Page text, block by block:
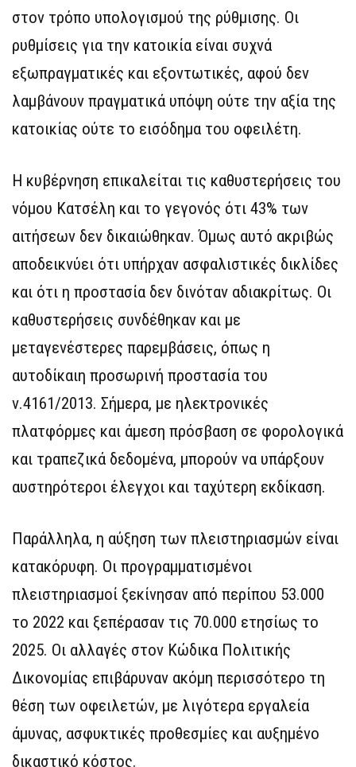
στον τρόπο υπολογισμού της ρύθμισης. Οι
ρυθμίσεις για την κατοικία είναι συχνά
εξωπραγματικές και εξοντωτικές, αφού δεν
λαμβάνουν πραγματικά υπόψη ούτε την αξία της
κατοικίας ούτε το εισόδημα του οφειλέτη.
Η κυβέρνηση επικαλείται τις καθυστερήσεις του
νόμου Κατσέλη και το γεγονός ότι 43% των
αιτήσεων δεν δικαιώθηκαν. Όμως αυτό ακριβώς
αποδεικνύει ότι υπήρχαν ασφαλιστικές δικλίδες
και ότι η προστασία δεν δινόταν αδιακρίτως. Οι
καθυστερήσεις συνδέθηκαν και με
μεταγενέστερες παρεμβάσεις, όπως η
αυτοδίκαιη προσωρινή προστασία του
ν.4161/2013. Σήμερα, με ηλεκτρονικές
πλατφόρμες και άμεση πρόσβαση σε φορολογικά
και τραπεζικά δεδομένα, μπορούν να υπάρξουν
αυστηρότεροι έλεγχοι και ταχύτερη εκδίκαση.
Παράλληλα, η αύξηση των πλειστηριασμών είναι
κατακόρυφη. Οι προγραμματισμένοι
πλειστηριασμοί ξεκίνησαν από περίπου 53.000
το 2022 και ξεπέρασαν τις 70.000 ετησίως το
2025. Οι αλλαγές στον Κώδικα Πολιτικής
Δικονομίας επιβάρυναν ακόμη περισσότερο τη
θέση των οφειλετών, με λιγότερα εργαλεία
άμυνας, ασφυκτικές προθεσμίες και αυξημένο
δικαστικό κόστος.